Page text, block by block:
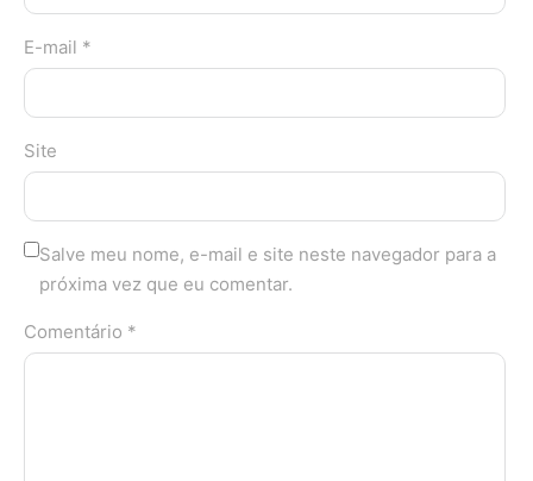
E-mail *
Site
Salve meu nome, e-mail e site neste navegador para a
próxima vez que eu comentar.
Comentário *